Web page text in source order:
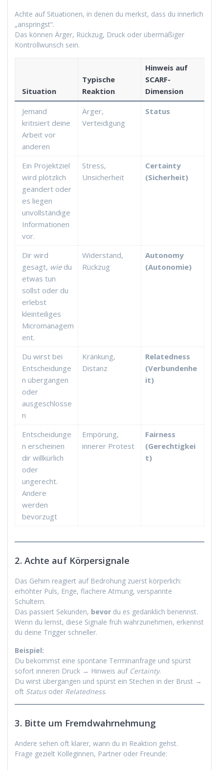
Achte auf Situationen, in denen du merkst, dass du innerlich
„anspringst“.
Das können Ärger, Rückzug, Druck oder übermäßiger
Kontrollwunsch sein.
Situation
Typische
Reaktion
Hinweis auf
SCARF-
Dimension
Jemand
kritisiert deine
Arbeit vor
anderen
Ärger,
Verteidigung
Status
Ein Projektziel
wird plötzlich
geändert oder
es liegen
unvollständige
Informationen
vor.
Stress,
Unsicherheit
Certainty
(Sicherheit)
Dir wird
gesagt, wiedu
etwas tun
sollst oder du
erlebst
kleinteiliges
Micromanagem
ent.
Widerstand,
Rückzug
Autonomy
(Autonomie)
Du wirst bei
Entscheidunge
n übergangen
oder
ausgeschlosse
n
Kränkung,
Distanz
Relatedness
(Verbundenhe
it)
Entscheidunge
n erscheinen
dir willkürlich
oder
ungerecht.
Andere
werden
bevorzugt
Empörung,
innerer Protest
Fairness
(Gerechtigkei
t)
2. Achte auf Körpersignale
Das Gehirn reagiert auf Bedrohung zuerst körperlich:
erhöhter Puls, Enge, flachere Atmung, verspannte
Schultern.
Das passiert Sekunden, bevor du es gedanklich benennst.
Wenn du lernst, diese Signale früh wahrzunehmen, erkennst
du deine Trigger schneller.
Beispiel:
Du bekommst eine spontane Terminanfrage und spürst
sofort inneren Druck → Hinweis auf Certainty.
Du wirst übergangen und spürst ein Stechen in der Brust →
oft Statusoder Relatedness.
3. Bitte um Fremdwahrnehmung
Andere sehen oft klarer, wann du in Reaktion gehst.
Frage gezielt Kolleginnen, Partner oder Freunde: